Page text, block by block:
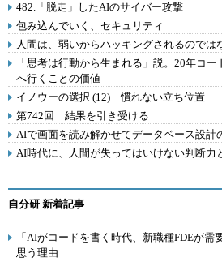
482.「脱走」したAIのサイバー攻撃
包み込んでいく、セキュリティ
人間は、弱いからハッキングされるのでは
「思考は行動から生まれる」説。20年コ
へ行くことの価値
イノウーの選択 (12) 慣れない立ち位置
第742回 結果を引き受ける
AIで画面を読み解かせてデータベース設計
AI時代に、人間が失ってはいけない判断力
自分研 新着記事
「AIがコードを書く時代、新職種FDEが
思う理由